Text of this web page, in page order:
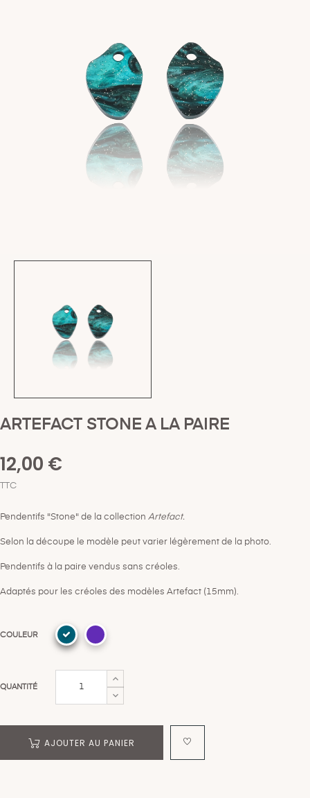
ARTEFACT STONE A LA PAIRE
12,00 €
TTC
Pendentifs "Stone" de la collection Artefact.
Selon la découpe le modèle peut varier légèrement de la photo.
Pendentifs à la paire vendus sans créoles.
Adaptés pour les créoles des modèles Artefact (15mm).
COULEUR
QUANTITÉ
AJOUTER AU PANIER